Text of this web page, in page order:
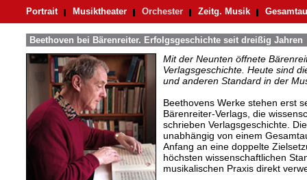
Portrait Musiktheater Orchester Zeitg. Musik
Beethoven bei Bärenreiter. Erfolgsgeschichte seit dreißig Jahren
Mit der Neunten öffnete
Verlagsgeschichte. Heute sind
und anderen Standard in der
Beethovens Werke stehen erst
Bärenreiter-Verlags, die
schrieben Verlagsgeschichte.
unabhängig von einem
Anfang an eine doppelte
höchsten wissenschaftlichen
musikalischen Praxis direkt